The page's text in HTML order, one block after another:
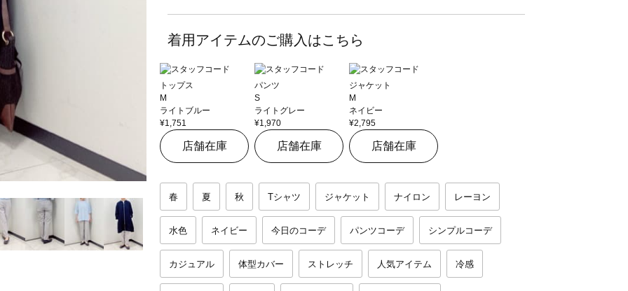
着用アイテムのご購入はこちら
トップス
M
ライトブルー
¥1,751
店舗在庫
パンツ
S
ライトグレー
¥1,970
店舗在庫
ジャケット
M
ネイビー
¥2,795
店舗在庫
春 夏 秋 Tシャツ ジャケット ナイロン レーヨン
水色 ネイビー 今日のコーデ パンツコーデ シンプルコーデ
カジュアル 体型カバー ストレッチ 人気アイテム 冷感